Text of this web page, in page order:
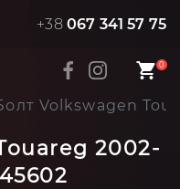
+38 067 341 57 75
0
Volkswagen
2002-